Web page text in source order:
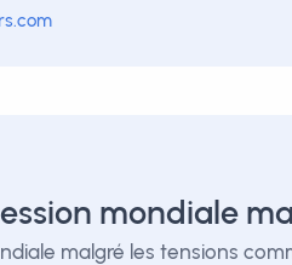
mondiale
malgré les tensions